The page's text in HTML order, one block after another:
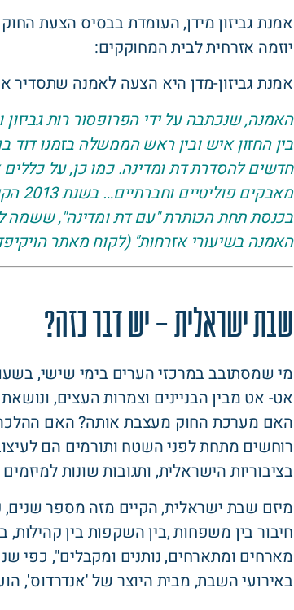
אמנת גביזון מידן, העומדת בבסיס הצעת
יוזמה אזרחית לבית המחוקקים:
אמנת גביזון-מדן היא הצעה לאמנה שתסדיר
האמנה, שנכתבה על ידי הפרופסור רות
בין החזון איש ובין ראש הממשלה בזמנו דוד
חדשים להסדרת דת ומדינה. כמו כן, על
בכנסת תחת הכותרת "עם דת ומדינה", ששמה
האמנה בשיעורי אזרחות" (לקוח מאתר
שבת ישראלית – יש דבר כזה?
מי שמסתובב במרכזי הערים בימי שישי,
אט- אט מבין הבניינים וצמרות העצים,
האם מערכת החוק מעצבת אותה? האם ההלכה
רוחשים מתחת לפני השטח ותורמים הם
בציבוריות הישראלית, ותגובות שונות
מיזם שבת ישראלית, הקיים מזה מספר
חיבור בין משפחות ,בין השקפות בין קהילות,
מארחים ומתארחים, נותנים ומקבלים", כפי
באירועי השבת, מבית היוצר של 'אנדרדוס',